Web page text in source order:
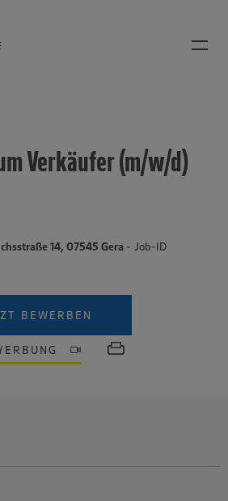
Verkäufer (m/w/d)
14, 07545 Gera - Job-ID
BEWERBEN